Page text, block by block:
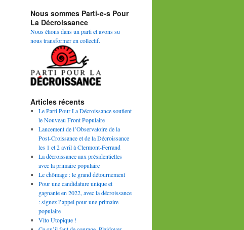
Nous sommes Parti-e-s Pour
La Décroissance
Nous étions dans un parti et avons su
nous transformer en collectif.
Articles récents
Le Parti Pour La Décroissance soutient
le Nouveau Front Populaire
Lancement de l’Observatoire de la
Post-Croissance et de la Décroissance
les 1 et 2 avril à Clermont-Ferrand
La décroissance aux présidentielles
avec la primaire populaire
Le chômage : le grand détournement
Pour une candidature unique et
gagnante en 2022, avec la décroissance
: signez l’appel pour une primaire
populaire
Vito Utopique !